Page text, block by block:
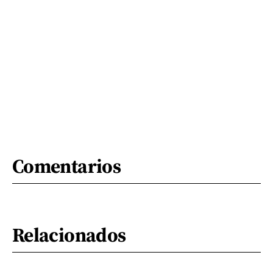
Comentarios
Relacionados